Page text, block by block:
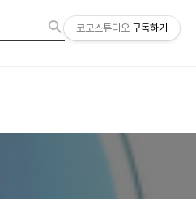
코모스튜디오 구독하기